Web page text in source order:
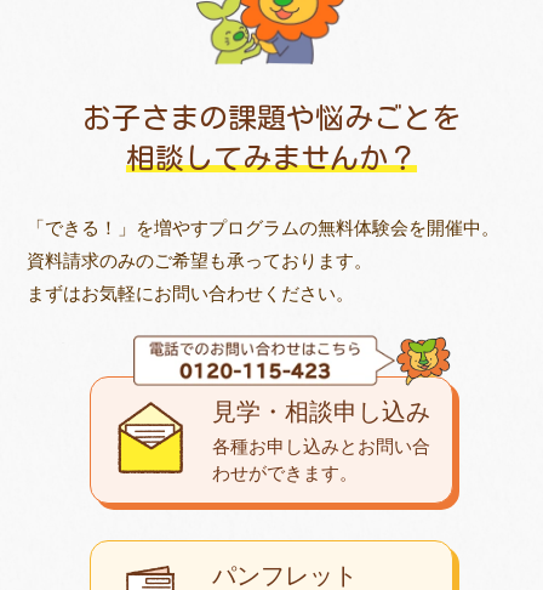
お子さまの課題や悩みごとを
相談してみませんか？
「できる！」を増やすプログラムの無料体験会を開催中。
資料請求のみのご希望も承っております。
まずはお気軽にお問い合わせください。
パンフレット
見学・相談申し込み
各種お申し込みとお問い合
わせができます。